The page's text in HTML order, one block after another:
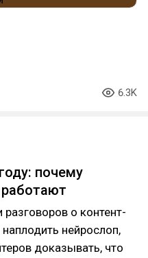
6.3K
почему
о контент-
нейрослоп,
доказывать, что